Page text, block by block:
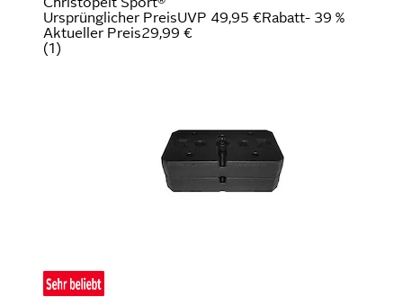
Ursprünglicher PreisUVP 49,95 €Rabatt- 39 %
Aktueller Preis29,99 €
(1)